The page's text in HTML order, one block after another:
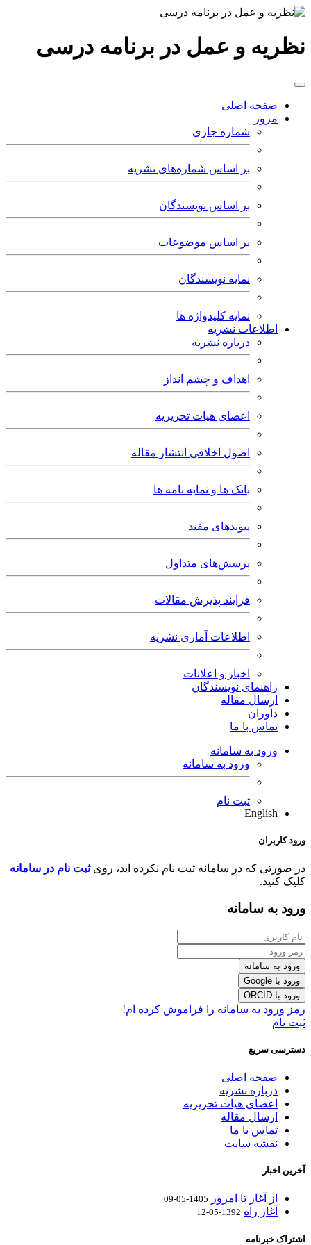
نظریه و عمل در برنامه درسی
صفحه اصلی
مرور
شماره جاری
بر اساس شماره‌های نشریه
بر اساس نویسندگان
بر اساس موضوعات
نمایه نویسندگان
نمایه کلیدواژه ها
اطلاعات نشریه
درباره نشریه
اهداف و چشم انداز
اعضای هیات تحریریه
اصول اخلاقی انتشار مقاله
بانک ها و نمایه نامه ها
پیوندهای مفید
پرسش‌های متداول
فرایند پذیرش مقالات
اطلاعات آماری نشریه
اخبار و اعلانات
راهنمای نویسندگان
ارسال مقاله
داوران
تماس با ما
ورود به سامانه
ورود به سامانه
ثبت نام
English
ورود کاربران
در صورتی که در سامانه ثبت نام نکرده اید، رویثبت نام در سامانه
کلیک کنید.
ورود به سامانه
ورود به سامانه
ورود با Google
ورود با ORCID
رمز ورود به سامانه را فراموش کرده ام!
ثبت نام
دسترسی سریع
صفحه اصلی
درباره نشریه
اعضای هیات تحریریه
ارسال مقاله
تماس با ما
نقشه سایت
آخرین اخبار
از آغاز تا امروز 1405-05-09
آغاز راه 1392-05-12
اشتراک خبرنامه